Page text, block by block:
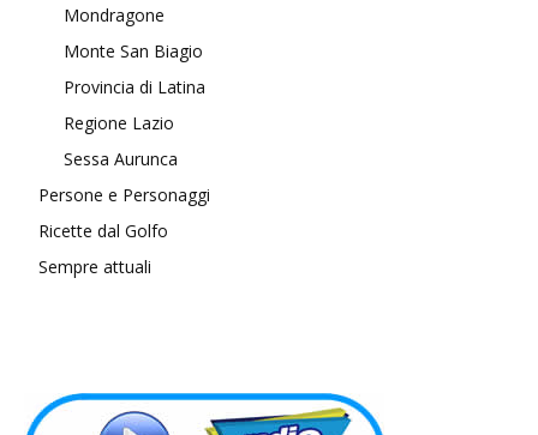
Mondragone
Monte San Biagio
Provincia di Latina
Regione Lazio
Sessa Aurunca
Persone e Personaggi
Ricette dal Golfo
Sempre attuali